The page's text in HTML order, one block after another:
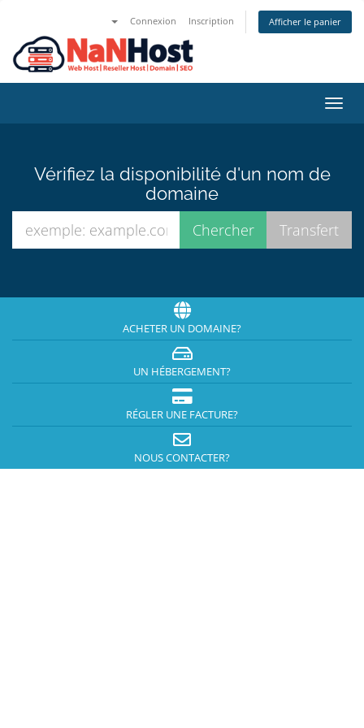
Connexion Inscription Afficher le panier
la
Vérifiez la disponibilité d'un nom de
domaine
ACHETER UN DOMAINE?
UN HÉBERGEMENT?
RÉGLER UNE FACTURE?
NOUS CONTACTER?